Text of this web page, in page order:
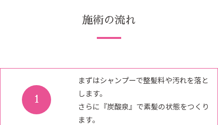
施術の流れ
1
まずはシャンプーで整髪料や汚れを落と
します。
さらに『炭酸泉』で素髪の状態をつくり
ます。